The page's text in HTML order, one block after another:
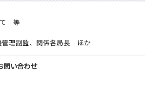
て 等
管理副監、関係各局長 ほか
問い合わせ